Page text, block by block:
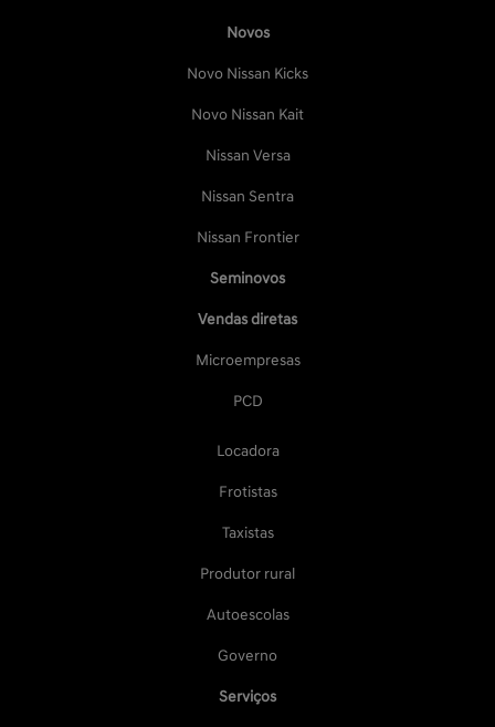
Novos
Novo Nissan Kicks
Novo Nissan Kait
Nissan Versa
Nissan Sentra
Nissan Frontier
Seminovos
Vendas diretas
Microempresas
PCD
Locadora
Frotistas
Taxistas
Produtor rural
Autoescolas
Governo
Serviços